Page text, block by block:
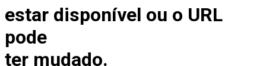
estar disponível ou o URL
pode
ter mudado.